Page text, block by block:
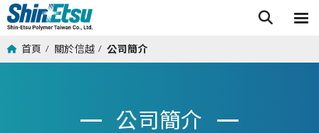
首頁 / 關於信越 / 公司簡介
公司簡介